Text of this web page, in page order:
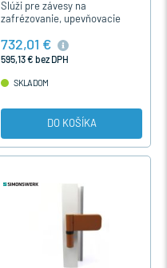
Slúži pre závesy na
zafrézovanie, upevňovacie
732,01 €
595,13 € bez DPH
SKLADOM
DO KOŠÍKA